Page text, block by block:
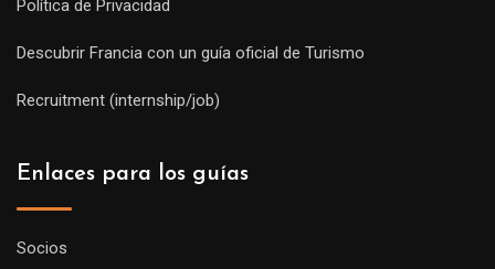
Política de Privacidad
Descubrir Francia con un guía oficial de Turismo
Recruitment (internship/job)
Enlaces para los guías
Socios